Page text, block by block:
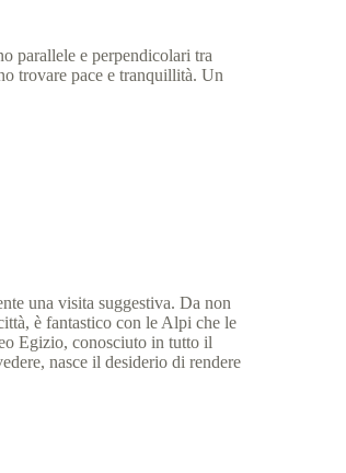
parallele e perpendicolari tra
trovare pace e tranquillità. Un
una visita suggestiva. Da non
è fantastico con le Alpi che le
Egizio, conosciuto in tutto il
nasce il desiderio di rendere